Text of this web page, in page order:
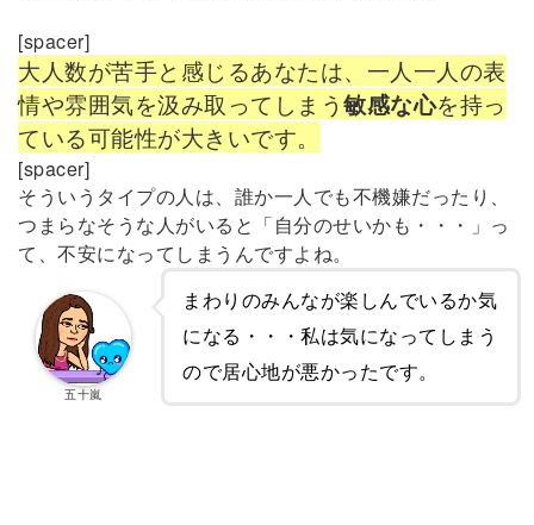
[spacer]
大人数が苦手と感じるあなたは、一人一人の表
情や雰囲気を汲み取ってしまう敏感な心を持っ
ている可能性が大きいです。
[spacer]
そういうタイプの人は、誰か一人でも不機嫌だったり、
つまらなそうな人がいると「自分のせいかも・・・」っ
て、不安になってしまうんですよね。
まわりのみんなが楽しんでいるか気
になる・・・私は気になってしまう
ので居心地が悪かったです。
五十嵐